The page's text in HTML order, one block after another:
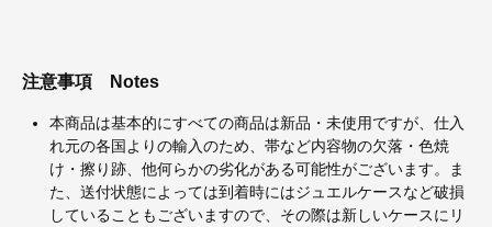
注意事項 Notes
本商品は基本的にすべての商品は新品・未使用ですが、仕入
れ元の各国よりの輸入のため、帯など内容物の欠落・色焼
け・擦り跡、他何らかの劣化がある可能性がございます。ま
た、送付状態によっては到着時にはジュエルケースなど破損
していることもございますので、その際は新しいケースにリ